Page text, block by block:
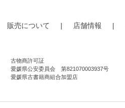
販売について | 店舗情報 |
古物商許可証
愛媛県公安委員会 第821070003937号
愛媛県古書籍商組合加盟店